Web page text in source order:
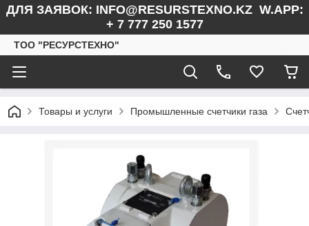
ДЛЯ ЗАЯВОК: INFO@RESURSTEXNO.KZ W.APP:
+ 7 777 250 1577
ТОО "РЕСУРСТЕХНО"
Товары и услуги Промышленные счетчики газа